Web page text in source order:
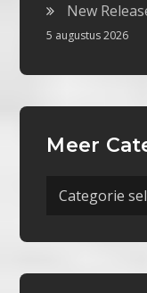
New
5 augustus 2026
Meer
Meer